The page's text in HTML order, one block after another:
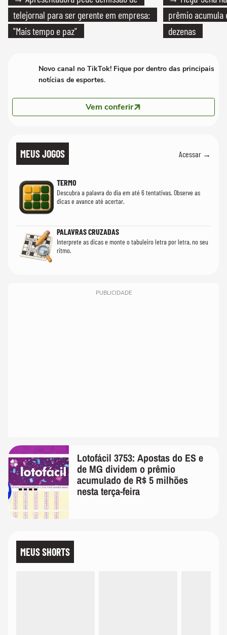
telejornal para ser gerente em empresa:
"Mais tempo e paz"
prêmio acumula
dezenas
Novo canal no TikTok! Fique por dentro das principais
notícias de esportes.
Vem conferir
MEUS JOGOS Acessar →
TERMO
Descubra a palavra do dia em até 6 tentativas. Observe as
dicas e avance até acertar.
PALAVRAS CRUZADAS
Interprete as dicas e monte o tabuleiro letra por letra, no seu
ritmo.
PUBLICIDADE
Lotofácil 3753: Apostas do ES e
de MG dividem o prêmio
acumulado de R$ 5 milhões
nesta terça-feira
MEUS SHORTS